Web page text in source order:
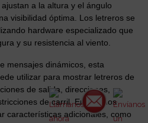
a la altura y el ángulo
visibilidad óptima. Los letreros se
hardware especializado que
y su resistencia al viento.
mensajes dinámicos, esta
utilizar para mostrar letreros de
de salida, direcciones,
de carril. En algunos
características adicionales, como